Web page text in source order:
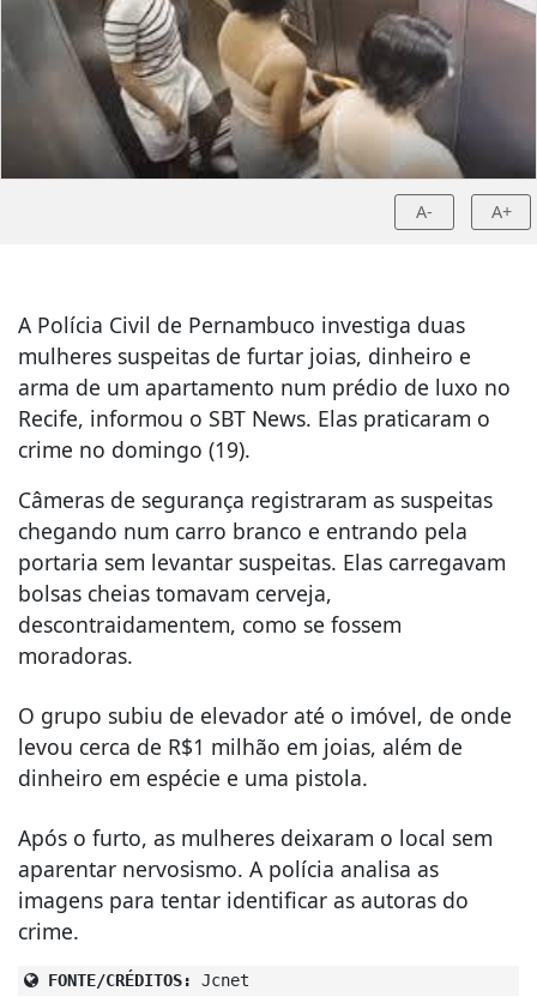
A- A+
A Polícia Civil de Pernambuco investiga duas
mulheres suspeitas de furtar joias, dinheiro e
arma de um apartamento num prédio de luxo no
Recife, informou o SBT News. Elas praticaram o
crime no domingo (19).
Câmeras de segurança registraram as suspeitas
chegando num carro branco e entrando pela
portaria sem levantar suspeitas. Elas carregavam
bolsas cheias tomavam cerveja,
descontraidamentem, como se fossem
moradoras.
O grupo subiu de elevador até o imóvel, de onde
levou cerca de R$1 milhão em joias, além de
dinheiro em espécie e uma pistola.
Após o furto, as mulheres deixaram o local sem
aparentar nervosismo. A polícia analisa as
imagens para tentar identificar as autoras do
crime.
FONTE/CRÉDITOS: Jcnet